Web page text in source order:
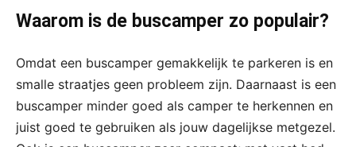
Waarom is de buscamper zo populair?
Omdat een buscamper gemakkelijk te parkeren is en
smalle straatjes geen probleem zijn. Daarnaast is een
buscamper minder goed als camper te herkennen en
juist goed te gebruiken als jouw dagelijkse metgezel.